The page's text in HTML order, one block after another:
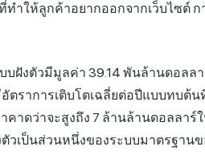
ำให้ลูกค้าอยากออกจากเว็บไซต์ ก
ฝังตัวมีมูลค่า 39.14 พันล้านดอลล
ราการเติบโตเฉลี่ยต่อปีแบบทบต้น
าดว่าจะสูงถึง 7 ล้านล้านดอลลาร์
วเป็นส่วนหนึ่งของระบบมาตรฐาน